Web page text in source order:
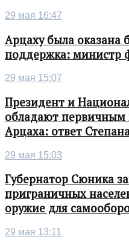
29 мая 16:47
Арцаху была оказана
поддержка: министр
29 мая 15:07
Президент и
обладают
Арцаха: ответ
29 мая 15:03
Губернатор Сюника
приграничных
оружие для
29 мая 13:11